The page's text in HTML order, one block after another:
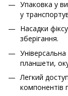
Упаковка у
у
Насадки
зберігання.
планшети,
Легкий
компонентів